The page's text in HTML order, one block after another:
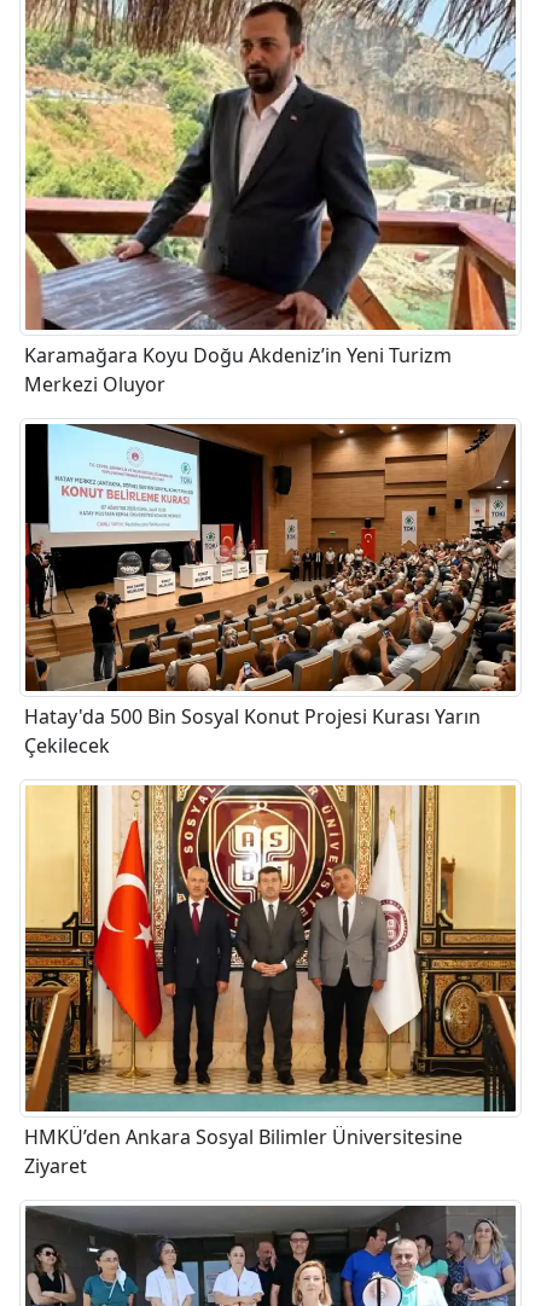
Karamağara Koyu Doğu Akdeniz’in Yeni Turizm
Merkezi Oluyor
Hatay'da 500 Bin Sosyal Konut Projesi Kurası Yarın
Çekilecek
HMKÜ’den Ankara Sosyal Bilimler Üniversitesine
Ziyaret